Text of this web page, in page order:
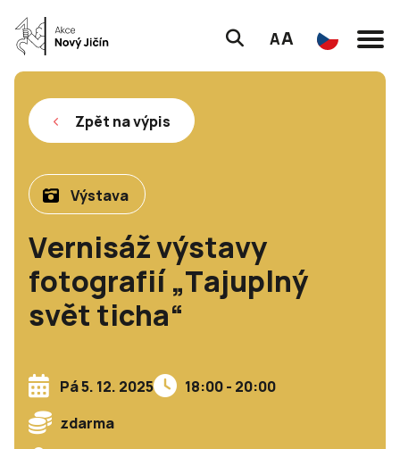
AA
Zpět na výpis
Výstava
Vernisáž výstavy
fotografií „Tajuplný
svět ticha“
Pá 5. 12. 2025
18:00 - 20:00
zdarma